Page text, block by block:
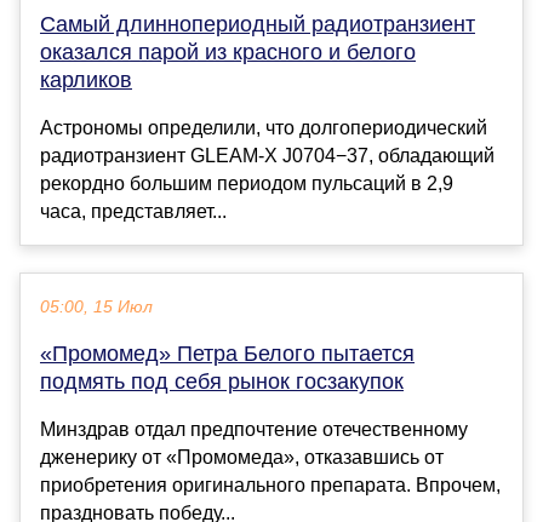
Самый длиннопериодный радиотранзиент
оказался парой из красного и белого
карликов
Астрономы определили, что долгопериодический
радиотранзиент GLEAM-X J0704−37, обладающий
рекордно большим периодом пульсаций в 2,9
часа, представляет...
05:00, 15 Июл
«Промомед» Петра Белого пытается
подмять под себя рынок госзакупок
Минздрав отдал предпочтение отечественному
дженерику от «Промомеда», отказавшись от
приобретения оригинального препарата. Впрочем,
праздновать победу...